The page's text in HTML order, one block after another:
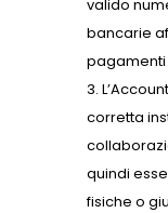
valido
bancarie
pagamenti
corretta
quindi
fisiche o